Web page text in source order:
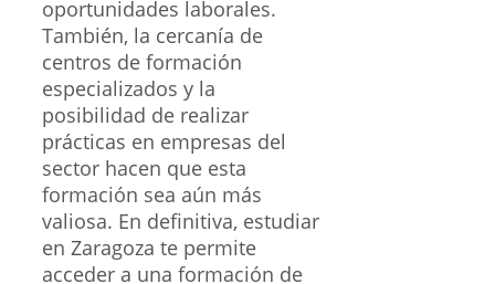
oportunidades laborales.
También, la cercanía de
centros de formación
especializados y la
posibilidad de realizar
prácticas en empresas del
sector hacen que esta
formación sea aún más
valiosa. En definitiva, estudiar
en Zaragoza te permite
acceder a una formación de